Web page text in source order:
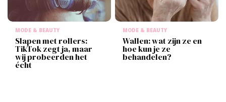
MODE & BEAUTY
Slapen met rollers:
TikTok zegt ja, maar
wij probeerden het
écht
MODE & BEAUTY
Wallen: wat zijn ze en
hoe kun je ze
behandelen?